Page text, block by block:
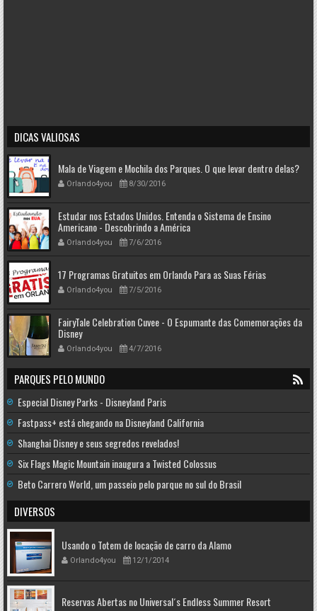
DICAS VALIOSAS
Mala de Viagem e Mochila dos Parques. O que levar dentro delas?
Orlando4you 8/30/2016
Estudar nos Estados Unidos. Entenda o Sistema de Ensino
Americano - Descobrindo a América
Orlando4you 7/6/2016
17 Programas Gratuitos em Orlando Para as Suas Férias
Orlando4you 7/5/2016
FairyTale Celebration Cuvee - O Espumante das Comemorações da
Disney
Orlando4you 4/7/2016
PARQUES PELO MUNDO
Especial Disney Parks - Disneyland Paris
Fastpass+ está chegando na Disneyland California
Shanghai Disney e seus segredos revelados!
Six Flags Magic Mountain inaugura a Twisted Colossus
Beto Carrero World, um passeio pelo parque no sul do Brasil
DIVERSOS
Usando o Totem de locação de carro da Alamo
Orlando4you 12/1/2014
Reservas Abertas no Universal´s Endless Summer Resort